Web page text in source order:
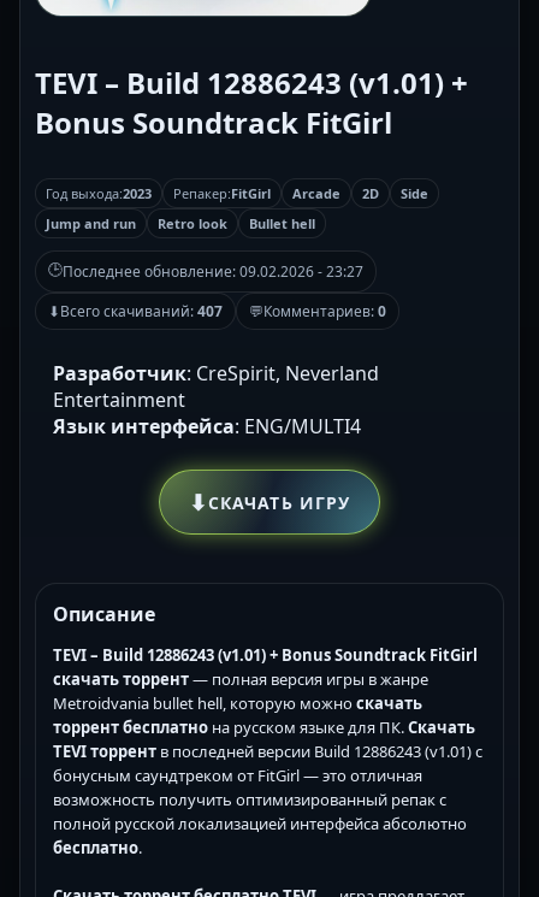
TEVI – Build 12886243 (v1.01) +
Bonus Soundtrack FitGirl
Год выхода:2023 Репакер:FitGirl Arcade 2D
Side
Jump and run
Retro look Bullet hell
🕒Последнее обновление:09.02.2026 - 23:27
⬇Всего скачиваний:407 💬Комментариев:0
Разработчик: CreSpirit, Neverland
Entertainment
Язык интерфейса: ENG/MULTI4
⬇СКАЧАТЬ ИГРУ
Описание
TEVI – Build 12886243 (v1.01) + Bonus Soundtrack FitGirl
скачать торрент— полная версия игры в жанре
Metroidvania bullet hell, которую можноскачать
торрент бесплатно на русском языке для ПК.Скачать
TEVI торрент в последней версии Build 12886243 (v1.01) с
бонусным саундтреком от FitGirl — это отличная
возможность получить оптимизированный репак с
полной русской локализацией интерфейса абсолютно
бесплатно.